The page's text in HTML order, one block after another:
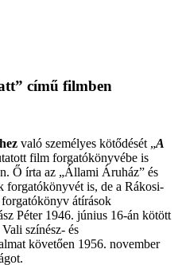
című filmben
való személyes kötődését „A
film forgatókönyvébe is
Ő írta az „Állami Áruház” és
forgatókönyvét is, de a Rákosi-
átírások
Péter 1946. június 16-án kötött
színész- és
követően 1956. november